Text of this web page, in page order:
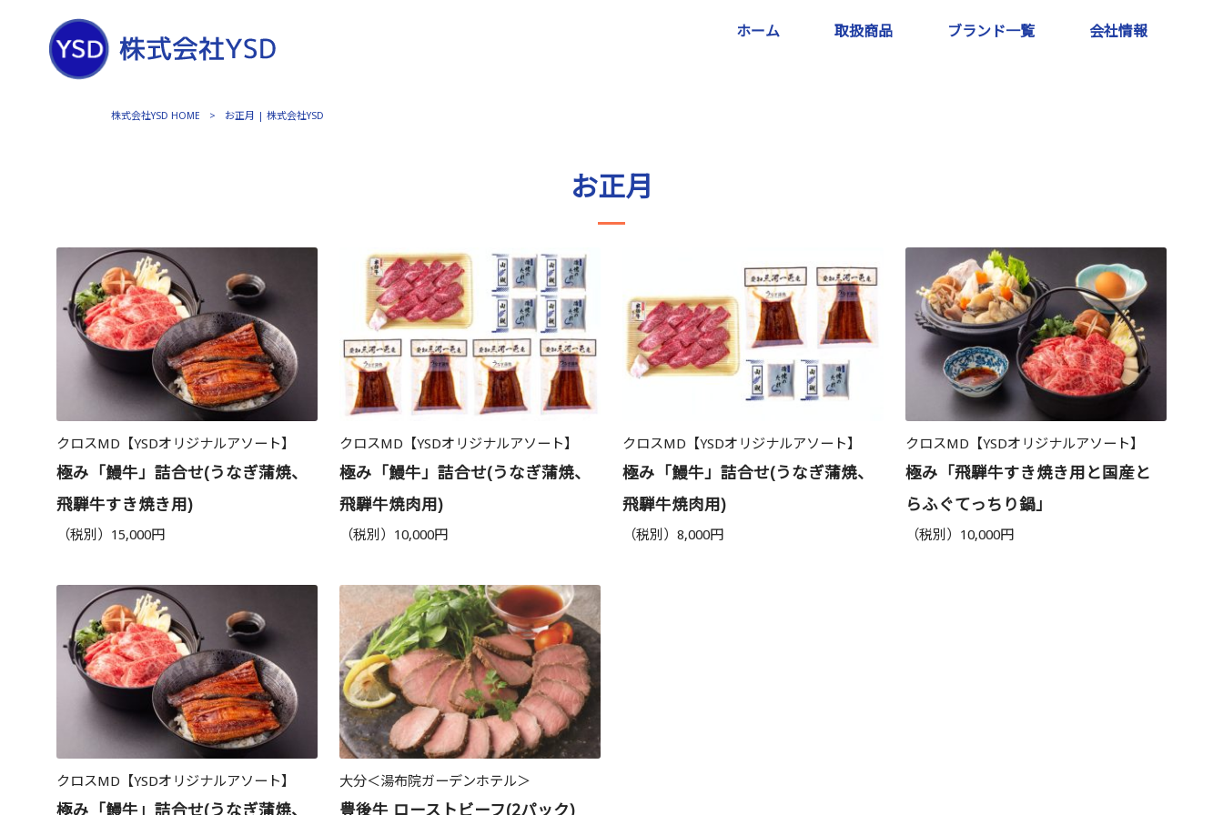
ホーム 取扱商品 ブランド一覧 会社情報
株式会社YSD HOME > お正月 | 株式会社YSD
お正月
クロスMD【YSDオリジナルアソート】
極み「鰻牛」詰合せ(うなぎ蒲焼、
飛騨牛すき焼き用)
（税別）15,000円
クロスMD【YSDオリジナルアソート】
極み「鰻牛」詰合せ(うなぎ蒲焼、
飛騨牛焼肉用)
（税別）10,000円
クロスMD【YSDオリジナルアソート】
極み「鰻牛」詰合せ(うなぎ蒲焼、
飛騨牛焼肉用)
（税別）8,000円
クロスMD【YSDオリジナルアソート】
極み「飛騨牛すき焼き用と国産と
らふぐてっちり鍋」
（税別）10,000円
クロスMD【YSDオリジナルアソート】
極み「鰻牛」詰合せ(うなぎ蒲焼、
大分＜湯布院ガーデンホテル＞
豊後牛 ローストビーフ(2パック)